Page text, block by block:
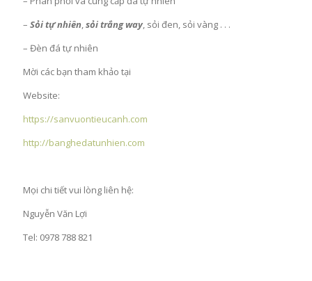
– Sỏi tự nhiên,sỏi trắng way, sỏi đen, sỏi vàng . . .
– Đèn đá tự nhiên
Mời các bạn tham khảo tại
Website:
https://sanvuontieucanh.com
http://banghedatunhien.com
Mọi chi tiết vui lòng liên hệ:
Nguyễn Văn Lợi
Tel: 0978 788 821